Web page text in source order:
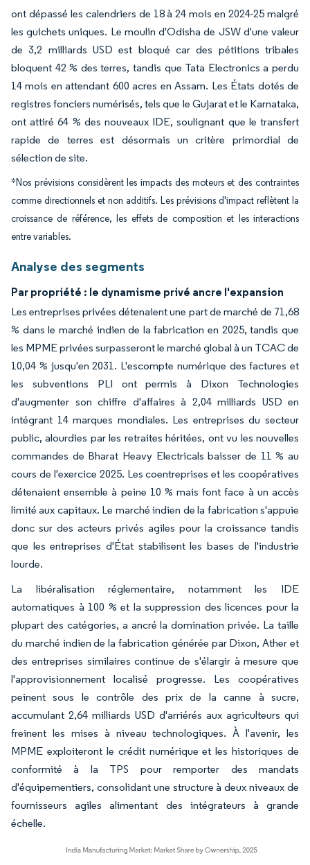
ont dépassé les calendriers de 18 à 24 mois en 2024-25 malgré
les guichets uniques. Le moulin d'Odisha de JSW d'une valeur
de 3,2 milliards USD est bloqué car des pétitions tribales
bloquent 42 % des terres, tandis que Tata Electronics a perdu
14 mois en attendant 600 acres en Assam. Les États dotés de
registres fonciers numérisés, tels que le Gujarat et le Karnataka,
ont attiré 64 % des nouveaux IDE, soulignant que le transfert
rapide de terres est désormais un critère primordial de
sélection de site.
*Nos prévisions considèrent les impacts des moteurs et des contraintes
comme directionnels et non additifs. Les prévisions d'impact reflètent la
croissance de référence, les effets de composition et les interactions
entre variables.
Analyse des segments
Par propriété : le dynamisme privé ancre l'expansion
Les entreprises privées détenaient une part de marché de 71,68
% dans le marché indien de la fabrication en 2025, tandis que
les MPME privées surpasseront le marché global à un TCAC de
10,04 % jusqu'en 2031. L'escompte numérique des factures et
les subventions PLI ont permis à Dixon Technologies
d'augmenter son chiffre d'affaires à 2,04 milliards USD en
intégrant 14 marques mondiales. Les entreprises du secteur
public, alourdies par les retraites héritées, ont vu les nouvelles
commandes de Bharat Heavy Electricals baisser de 11 % au
cours de l'exercice 2025. Les coentreprises et les coopératives
détenaient ensemble à peine 10 % mais font face à un accès
limité aux capitaux. Le marché indien de la fabrication s'appuie
donc sur des acteurs privés agiles pour la croissance tandis
que les entreprises d'État stabilisent les bases de l'industrie
lourde.
La libéralisation réglementaire, notamment les IDE
automatiques à 100 % et la suppression des licences pour la
plupart des catégories, a ancré la domination privée. La taille
du marché indien de la fabrication générée par Dixon, Ather et
des entreprises similaires continue de s'élargir à mesure que
l'approvisionnement localisé progresse. Les coopératives
peinent sous le contrôle des prix de la canne à sucre,
accumulant 2,64 milliards USD d'arriérés aux agriculteurs qui
freinent les mises à niveau technologiques. À l'avenir, les
MPME exploiteront le crédit numérique et les historiques de
conformité à la TPS pour remporter des mandats
d'équipementiers, consolidant une structure à deux niveaux de
fournisseurs agiles alimentant des intégrateurs à grande
échelle.